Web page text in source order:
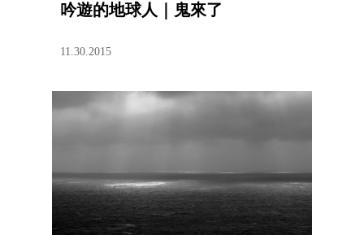
吟遊的地球人｜鬼來了
11.30.2015